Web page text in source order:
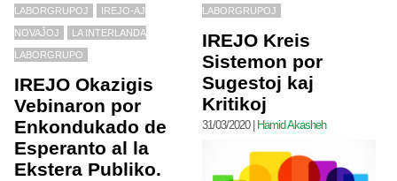
LABORGRUPOJ IREJO-AJ
NOVAĴOJ LA INTERLANDA
LABORGRUPO
IREJO Okazigis
Vebinaron por
Enkondukado de
Esperanto al la
Ekstera Publiko.
LABORGRUPOJ
IREJO Kreis
Sistemon por
Sugestoj kaj
Kritikoj
31/03/2020| Hamid Akasheh